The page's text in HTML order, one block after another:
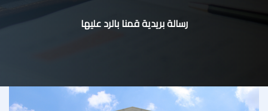
رسالة بريدية قمنا بالرد عليها